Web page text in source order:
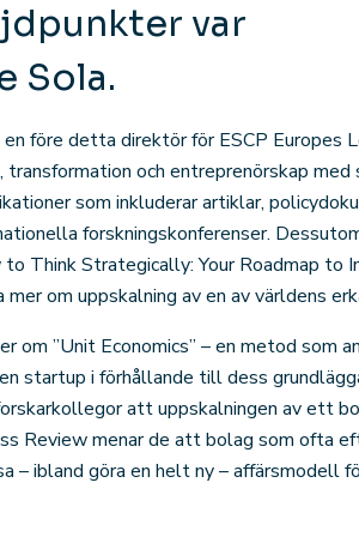
var
Sola.
före detta direktör för ESCP Europes
och entreprenörskap
som inkluderar artiklar,
forskningskonferenser.
Think Strategically: Your Roadmap to
om uppskalning av en av världens
om ”Unit Economics” – en metod som
startup i förhållande till dess
att uppskalningen av ett
Review menar de att bolag som ofta
– ibland göra en helt ny – affärsmodell